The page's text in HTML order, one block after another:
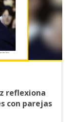
reflexiona
con parejas